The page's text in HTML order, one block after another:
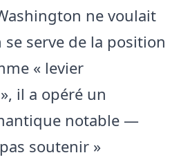
ne voulait
se serve de la position
« levier
il a opéré un
notable —
soutenir »